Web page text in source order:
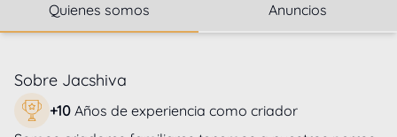
Quienes somos Anuncios
Sobre Jacshiva
+10 Años de experiencia como criador